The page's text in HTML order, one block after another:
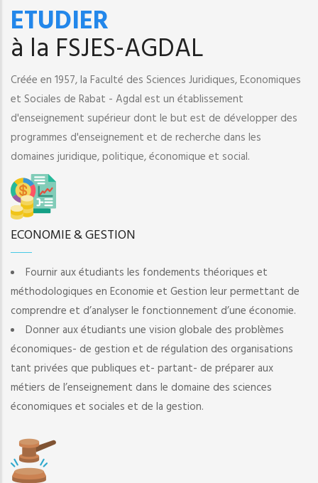
ETUDIER
à la FSJES-AGDAL
Créée en 1957, la Faculté des Sciences Juridiques, Economiques
et Sociales de Rabat - Agdal est un établissement
d'enseignement supérieur dont le but est de développer des
programmes d'enseignement et de recherche dans les
domaines juridique, politique, économique et social.
ECONOMIE & GESTION
Fournir aux étudiants les fondements théoriques et
méthodologiques en Economie et Gestion leur permettant de
comprendre et d’analyser le fonctionnement d’une économie.
Donner aux étudiants une vision globale des problèmes
économiques- de gestion et de régulation des organisations
tant privées que publiques et- partant- de préparer aux
métiers de l’enseignement dans le domaine des sciences
économiques et sociales et de la gestion.